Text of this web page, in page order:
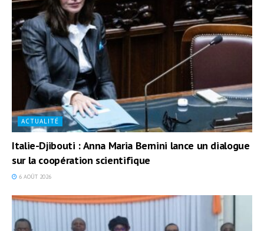
ACTUALITÉ
Italie-Djibouti : Anna Maria Bernini lance un dialogue
sur la coopération scientifique
6 AOÛT 2026